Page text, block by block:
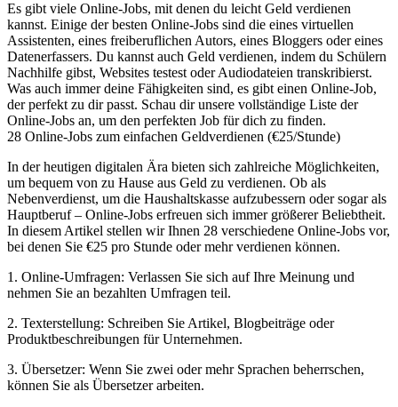
Es gibt viele Online-Jobs, mit denen du leicht Geld verdienen
kannst. Einige der besten Online-Jobs sind die eines virtuellen
Assistenten, eines freiberuflichen Autors, eines Bloggers oder eines
Datenerfassers. Du kannst auch Geld verdienen, indem du Schülern
Nachhilfe gibst, Websites testest oder Audiodateien transkribierst.
Was auch immer deine Fähigkeiten sind, es gibt einen Online-Job,
der perfekt zu dir passt. Schau dir unsere vollständige Liste der
Online-Jobs an, um den perfekten Job für dich zu finden.
28 Online-Jobs zum ​einfachen Geldverdienen (€25/Stunde)
In der heutigen digitalen Ära bieten sich zahlreiche Möglichkeiten,
⁣um bequem von zu Hause aus⁣ Geld zu ​verdienen. Ob als
Nebenverdienst, um‌ die Haushaltskasse aufzubessern oder ​sogar ‌als‌
Hauptberuf – ‍Online-Jobs erfreuen sich immer größerer Beliebtheit.
In diesem Artikel stellen wir Ihnen 28 verschiedene Online-Jobs vor,
bei denen ‌Sie €25‍ pro Stunde oder mehr verdienen können.
1. Online-Umfragen: Verlassen⁣ Sie sich auf Ihre Meinung und
nehmen ​Sie an bezahlten Umfragen teil.
2. Texterstellung: Schreiben Sie Artikel, Blogbeiträge ​oder
Produktbeschreibungen für Unternehmen.
3. ⁢Übersetzer: Wenn Sie zwei oder mehr Sprachen beherrschen,
können Sie als Übersetzer arbeiten.